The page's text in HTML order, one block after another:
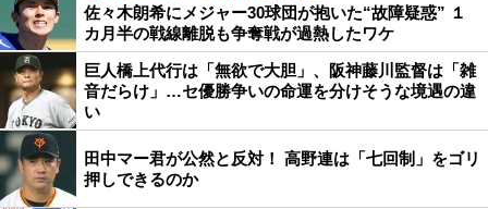
佐々木朗希にメジャー30球団が抱いた“故障疑惑” １
カ月半の戦線離脱も争奪戦が過熱したワケ
巨人橋上代行は「無欲で大胆」、阪神藤川監督は「雑
音だらけ」…セ優勝争いの命運を分けそうな境遇の違
い
田中マー君が公然と反対！ 高野連は「七回制」をゴリ
押しできるのか